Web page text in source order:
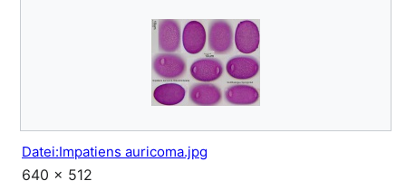
Datei:Impatiens auricoma.jpg
640 × 512